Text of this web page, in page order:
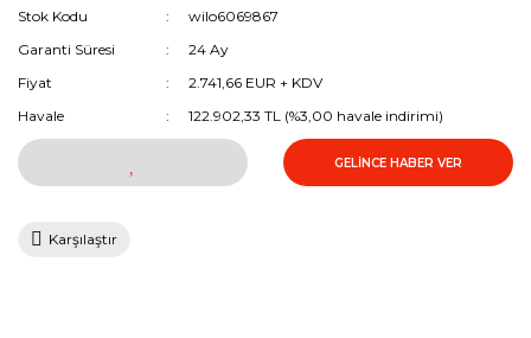
Stok Kodu
wilo6069867
Garanti Süresi
24 Ay
Fiyat
2.741,66 EUR + KDV
Havale
122.902,33 TL (%3,00 havale indirimi)
GELİNCE HABER VER
Karşılaştır